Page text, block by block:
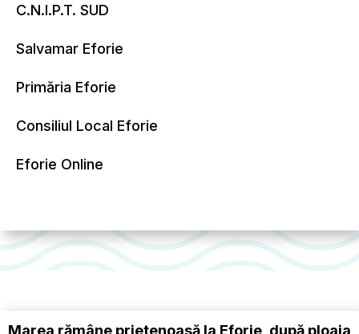
C.N.I.P.T. SUD
Salvamar Eforie
Primăria Eforie
Consiliul Local Eforie
Eforie Online
Marea rămâne prietenoasă la Eforie, după ploaia